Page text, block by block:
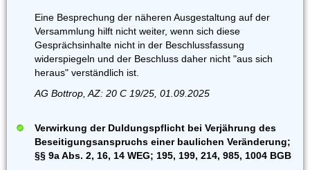
Eine Besprechung der näheren Ausgestaltung auf der
Versammlung hilft nicht weiter, wenn sich diese
Gesprächsinhalte nicht in der Beschlussfassung
widerspiegeln und der Beschluss daher nicht "aus sich
heraus" verständlich ist.
AG Bottrop, AZ: 20 C 19/25, 01.09.2025
Verwirkung der Duldungspflicht bei Verjährung des
Beseitigungsanspruchs einer baulichen Veränderung;
§§ 9a Abs. 2, 16, 14 WEG; 195, 199, 214, 985, 1004 BGB